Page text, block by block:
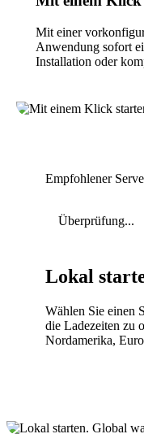
Mit einer
Anwendung sofort
Installation oder
Empfohlener
Überprüfung...
Lokal
Wählen Sie einen
die Ladezeiten zu
Nordamerika,